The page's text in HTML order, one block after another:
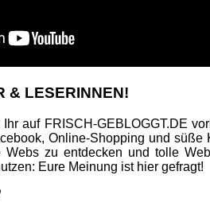
& LESERINNEN!
Ihr auf FRISCH-GEBLOGGT.DE
Online-Shopping und
zu entdecken und tolle
Eure Meinung ist hier gefragt!